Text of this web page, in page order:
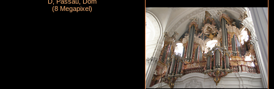
(8 Megapixel)